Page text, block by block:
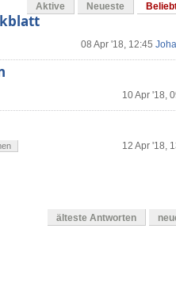
Aktive Neueste
08 Apr '18, 12:45
10 Apr '18,
12 Apr '18,
älteste Antworten